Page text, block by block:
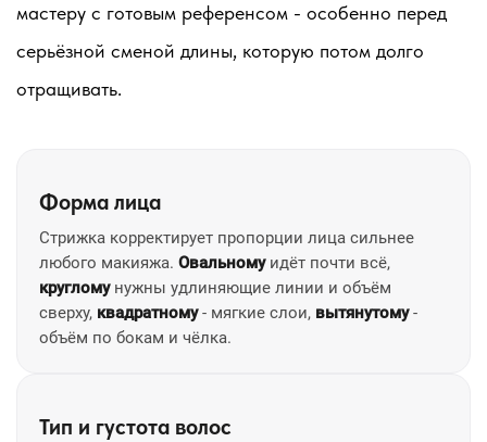
мастеру с готовым референсом - особенно перед
серьёзной сменой длины, которую потом долго
отращивать.
Форма лица
Стрижка корректирует пропорции лица сильнее
любого макияжа. Овальномуидёт почти всё,
кругломунужны удлиняющие линии и объём
сверху, квадратному- мягкие слои, вытянутому-
объём по бокам и чёлка.
Тип и густота волос